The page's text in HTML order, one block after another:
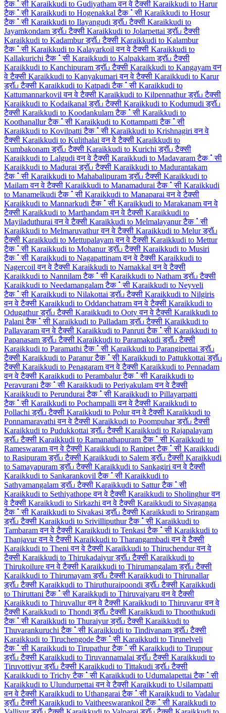
टैक்सी Karaikkudi to Gudiyatham वन वे टैक्सी Karaikkudi to Harur
टैक்सी Karaikkudi to Hogenakkal टैक்सी Karaikkudi to Hosur
टैक்सी Karaikkudi to Ilayangudi ड्रॉப टैक्सी Karaikkudi to
Jayamkondam ड्रॉப टैक्सी Karaikkudi to Jolarpettai ड्रॉப टैक्सी
Karaikkudi to Kadambur ड्रॉப टैक्सी Karaikkudi to Kalambur
टैक்सी Karaikkudi to Kalayarkoil वन वे टैक्सी Karaikkudi to
Kallakurichi टैक்सी Karaikkudi to Kalpakkam ड्रॉப टैक्सी
Karaikkudi to Kanchipuram ड्रॉப टैक्सी Karaikkudi to Kangayam वन
वे टैक्सी Karaikkudi to Kanyakumari वन वे टैक्सी Karaikkudi to Karur
ड्रॉப टैक्सी Karaikkudi to Katpadi टैक்सी Karaikkudi to
Kattumannarkovil वन वे टैक्सी Karaikkudi to Kilpennathur ड्रॉப टैक्सी
Karaikkudi to Kodaikanal ड्रॉப टैक्सी Karaikkudi to Kodumudi ड्रॉப
टैक्सी Karaikkudi to Koodankulam टैक்सी Karaikkudi to
Koothanallur टैक்सी Karaikkudi to Kottampatti टैक்सी
Karaikkudi to Kovilpatti टैक்सी Karaikkudi to Krishnagiri वन वे
टैक्सी Karaikkudi to Kulithalai वन वे टैक्सी Karaikkudi to
Kumbakonam ड्रॉப टैक्सी Karaikkudi to Kurichi ड्रॉப टैक्सी
Karaikkudi to Lalgudi वन वे टैक्सी Karaikkudi to Madavaram टैक்सी
Karaikkudi to Madurai ड्रॉப टैक्सी Karaikkudi to Madurantakam
टैक்सी Karaikkudi to Mahabalipuram ड्रॉப टैक्सी Karaikkudi to
Mailam वन वे टैक्सी Karaikkudi to Manamadurai टैक்सी Karaikkudi
to Manamelkudi टैक்सी Karaikkudi to Manaparai वन वे टैक्सी
Karaikkudi to Mannarkudi टैक்सी Karaikkudi to Marakanam वन वे
टैक्सी Karaikkudi to Marthandam वन वे टैक्सी Karaikkudi to
Mayiladuthurai वन वे टैक्सी Karaikkudi to Melmalayanur टैक்सी
Karaikkudi to Melmaruvathur वन वे टैक्सी Karaikkudi to Melur ड्रॉப
टैक्सी Karaikkudi to Mettupalayam वन वे टैक्सी Karaikkudi to Mettur
टैक்सी Karaikkudi to Mohanur ड्रॉப टैक्सी Karaikkudi to Musiri
टैक்सी Karaikkudi to Nagapattinam वन वे टैक्सी Karaikkudi to
Nagercoil वन वे टैक्सी Karaikkudi to Namakkal वन वे टैक्सी
Karaikkudi to Nannilam टैक்सी Karaikkudi to Natham ड्रॉப टैक्सी
Karaikkudi to Needamangalam टैक்सी Karaikkudi to Neyveli
टैक்सी Karaikkudi to Nilakottai ड्रॉப टैक्सी Karaikkudi to Nilgiris
वन वे टैक्सी Karaikkudi to Oddanchatram वन वे टैक्सी Karaikkudi to
Odugathur ड्रॉப टैक्सी Karaikkudi to Ooty वन वे टैक्सी Karaikkudi to
Palani टैक்सी Karaikkudi to Palladam ड्रॉப टैक्सी Karaikkudi to
Pallavaram वन वे टैक्सी Karaikkudi to Panruti टैक்सी Karaikkudi to
Papanasam ड्रॉப टैक्सी Karaikkudi to Paramakudi ड्रॉப टैक्सी
Karaikkudi to Paramathi टैक்सी Karaikkudi to Parangipettai ड्रॉப
टैक्सी Karaikkudi to Paranur टैक்सी Karaikkudi to Pattukkottai ड्रॉப
टैक्सी Karaikkudi to Penagaram वन वे टैक्सी Karaikkudi to Pennadam
वन वे टैक्सी Karaikkudi to Perambalur टैक்सी Karaikkudi to
Peravurani टैक்सी Karaikkudi to Periyakulam वन वे टैक्सी
Karaikkudi to Perundurai टैक்सी Karaikkudi to Pillayarpatti
टैक்सी Karaikkudi to Pochampalli वन वे टैक्सी Karaikkudi to
Pollachi ड्रॉப टैक्सी Karaikkudi to Polur वन वे टैक्सी Karaikkudi to
Ponnamaravathi वन वे टैक्सी Karaikkudi to Poompuhar ड्रॉப टैक्सी
Karaikkudi to Pudukkottai ड्रॉப टैक्सी Karaikkudi to Rajapalayam
ड्रॉப टैक्सी Karaikkudi to Ramanathapuram टैक்सी Karaikkudi to
Rameswaram वन वे टैक्सी Karaikkudi to Ranipet टैक்सी Karaikkudi
to Rasipuram ड्रॉப टैक्सी Karaikkudi to Salem ड्रॉப टैक्सी Karaikkudi
to Samayapuram ड्रॉப टैक्सी Karaikkudi to Sankagiri वन वे टैक्सी
Karaikkudi to Sankarankovil टैक்सी Karaikkudi to
Sathyamangalam ड्रॉப टैक्सी Karaikkudi to Sattur टैक்सी
Karaikkudi to Sethiyathope वन वे टैक्सी Karaikkudi to Sholinghur वन
वे टैक्सी Karaikkudi to Sirkazhi वन वे टैक्सी Karaikkudi to Sivaganga
टैक்सी Karaikkudi to Sivakasi ड्रॉப टैक्सी Karaikkudi to Srirangam
ड्रॉப टैक्सी Karaikkudi to Srivilliputhur टैक்सी Karaikkudi to
Tambaram वन वे टैक्सी Karaikkudi to Tenkasi टैक்सी Karaikkudi to
Thanjavur वन वे टैक्सी Karaikkudi to Tharangambadi वन वे टैक्सी
Karaikkudi to Theni वन वे टैक्सी Karaikkudi to Thiruchendur वन वे
टैक्सी Karaikkudi to Thirukadaiyur ड्रॉப टैक्सी Karaikkudi to
Thirukoilure वन वे टैक्सी Karaikkudi to Thirumangalam ड्रॉப टैक्सी
Karaikkudi to Thirumayam ड्रॉப टैक्सी Karaikkudi to Thirunallar
ड्रॉப टैक्सी Karaikkudi to Thiruthuraipoondi ड्रॉப टैक्सी Karaikkudi
to Thiruttani टैक்सी Karaikkudi to Thiruvaiyaru वन वे टैक्सी
Karaikkudi to Thiruvallur वन वे टैक्सी Karaikkudi to Thiruvarur वन वे
टैक्सी Karaikkudi to Thondi ड्रॉப टैक्सी Karaikkudi to Thoothukudi
टैक்सी Karaikkudi to Thuraiyur ड्रॉப टैक्सी Karaikkudi to
Thuvarankuruchi टैक்सी Karaikkudi to Tindivanam ड्रॉப टैक्सी
Karaikkudi to Tiruchengode टैक்सी Karaikkudi to Tirunelveli
टैक்सी Karaikkudi to Tirupathur टैक்सी Karaikkudi to Tiruppur
ड्रॉப टैक्सी Karaikkudi to Tiruvannamalai ड्रॉப टैक्सी Karaikkudi to
Tiruvottiyur ड्रॉப टैक्सी Karaikkudi to Tittakudi ड्रॉப टैक्सी
Karaikkudi to Trichy टैक்सी Karaikkudi to Udumalapettai टैक்सी
Karaikkudi to Ulundurpettai वन वे टैक्सी Karaikkudi to Usilampatti
वन वे टैक्सी Karaikkudi to Uthangarai टैक்सी Karaikkudi to Vadalur
ड्रॉப टैक्सी Karaikkudi to Vaitheeswarankoil टैक்सी Karaikkudi to